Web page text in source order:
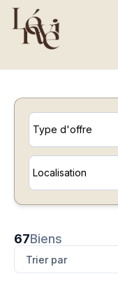
Type d'offre
Localisation
67Biens